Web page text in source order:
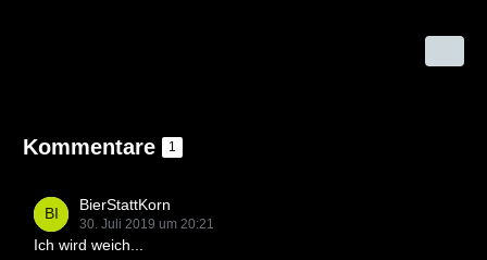
Kommentare 1
BierStattKorn
30. Juli 2019 um 20:21
Ich wird weich...